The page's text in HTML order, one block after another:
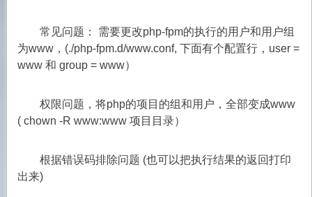
常见问题： 需要更改php-fpm的执行的用户和用户组
为www，(./php-fpm.d/www.conf, 下面有个配置行，user =
www 和 group = www）
权限问题，将php的项目的组和用户，全部变成www
( chown -R www:www 项目目录）
根据错误码排除问题 (也可以把执行结果的返回打印
出来)